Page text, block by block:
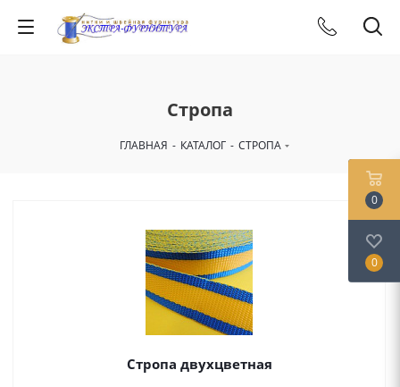
Стропа
ГЛАВНАЯ - КАТАЛОГ - СТРОПА
Стропа двухцветная
0
0